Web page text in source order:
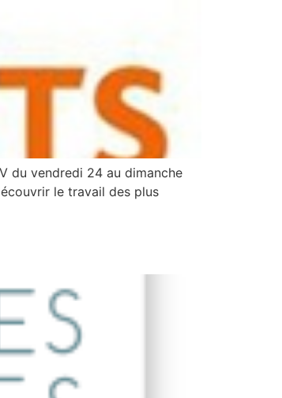
du vendredi 24 au dimanche
le travail des plus